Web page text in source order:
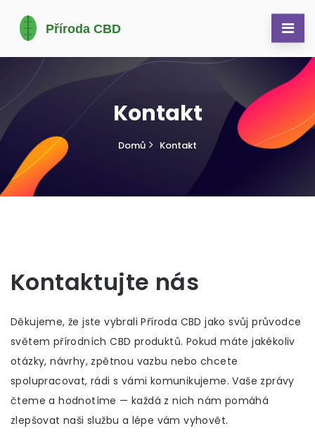
Kontakt
Domů Kontakt
Kontaktujte nás
Děkujeme, že jste vybrali Příroda CBD jako svůj průvodce
světem přírodních CBD produktů. Pokud máte jakékoliv
otázky, návrhy, zpětnou vazbu nebo chcete
spolupracovat, rádi s vámi komunikujeme. Vaše zprávy
čteme a hodnotíme — každá z nich nám pomáhá
zlepšovat naši službu a lépe vám vyhovět.